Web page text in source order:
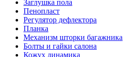
Заглушка пола
Пенопласт
Регулятор дефлектора
Планка
Механизм шторки багажника
Болты и гайки салона
Кожух динамика